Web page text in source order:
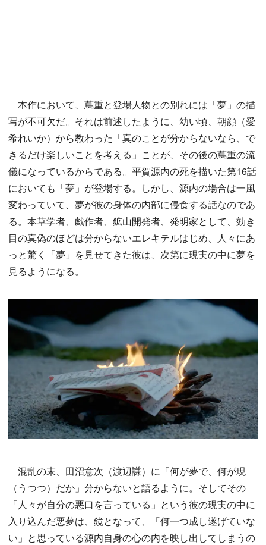
本作において、蔦重と登場人物との別れには「夢」の描
写が不可欠だ。それは前述したように、幼い頃、朝顔（愛
希れいか）から教わった「真のことが分からないなら、で
きるだけ楽しいことを考える」ことが、その後の蔦重の流
儀になっているからである。平賀源内の死を描いた第16話
においても「夢」が登場する。しかし、源内の場合は一風
変わっていて、夢が彼の身体の内部に侵食する話なのであ
る。本草学者、戯作者、鉱山開発者、発明家として、効き
目の真偽のほどは分からないエレキテルはじめ、人々にあ
っと驚く「夢」を見せてきた彼は、次第に現実の中に夢を
見るようになる。
混乱の末、田沼意次（渡辺謙）に「何が夢で、何が現
（うつつ）だか」分からないと語るように。そしてその
「人々が自分の悪口を言っている」という彼の現実の中に
入り込んだ悪夢は、鏡となって、「何一つ成し遂げていな
い」と思っている源内自身の心の内を映し出してしまうの